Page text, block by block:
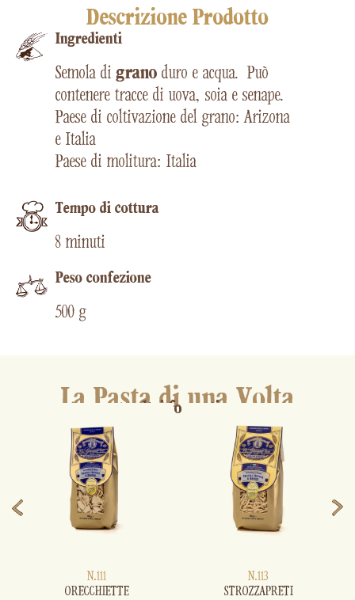
Descrizione Prodotto
Ingredienti
Semola digrano duro e acqua. Può
contenere tracce di uova, soia e senape.
Paese di coltivazione del grano: Arizona
e Italia
Paese di molitura: Italia
Tempo di cottura​
8 minuti
Peso confezione
500 g
La Pasta di una Volta
altri formati
N.111
ORECCHIETTE
N.113
STROZZAPRETI